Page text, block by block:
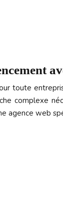
toute
complexe
agence web